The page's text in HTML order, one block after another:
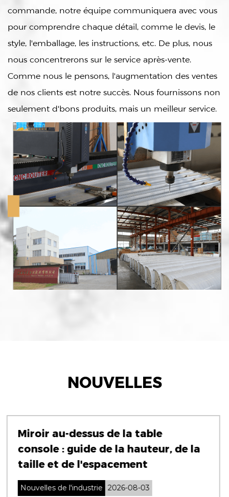
commande, notre équipe communiquera avec vous
pour comprendre chaque détail, comme le devis, le
style, l'emballage, les instructions, etc. De plus, nous
nous concentrerons sur le service après-vente.
Comme nous le pensons, l'augmentation des ventes
de nos clients est notre succès. Nous fournissons non
seulement d'bons produits, mais un meilleur service.
NOUVELLES
de la
Cabines de douche : guide
des styles, des matériaux
l'installation
Nouvelles de l'industrie